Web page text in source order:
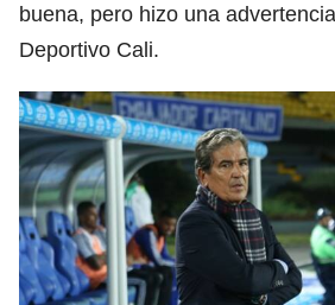
buena, pero hizo una
Deportivo Cali.